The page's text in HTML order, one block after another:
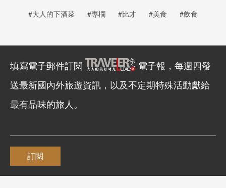
#大人的下酒菜 #專欄 #比才 #美食 #飲食
填寫電子郵件訂閱
電子報，每週四發
送最新國內外旅遊資訊，以及不定期特殊活動獻給
最有品味的旅人。
訂閱